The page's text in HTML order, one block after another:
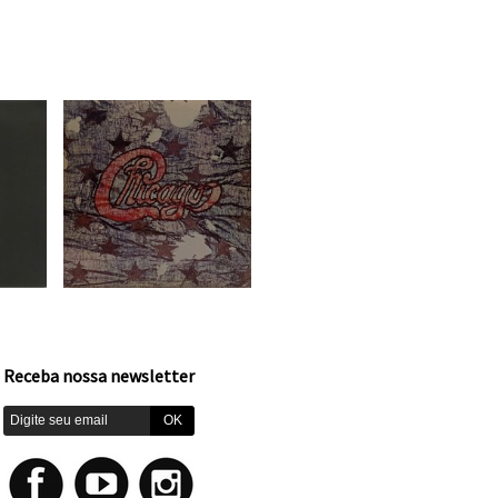
Receba nossa newsletter